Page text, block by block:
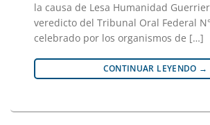
la causa de Lesa Humanidad
veredicto del Tribunal Oral Federal
celebrado por los organismos de […]
CONTINUAR LEYENDO →